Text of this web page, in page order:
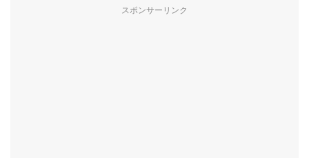
スポンサーリンク